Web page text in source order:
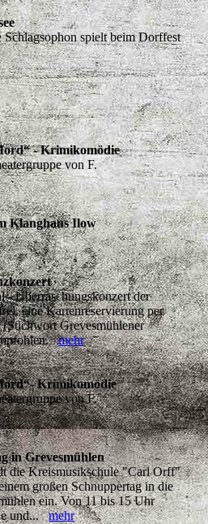
Schlagsophon spielt beim Dorffest
- Krimikomödie
von F.
Klanghaus Ilow
- Überraschungskonzert der
eine Kartenreservierung per
Grevesmühlener
mehr
Krimikomödie
von F.
in Grevesmühlen
die Kreismusikschule "Carl Orff"
großen Schnuppertag in die
ein. Von 11 bis 15 Uhr
und...mehr